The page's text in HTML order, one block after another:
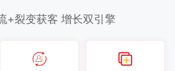
+裂变获客 增长双引擎